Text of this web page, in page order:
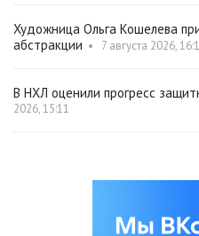
Художница Ольга Кошелева
абстракции • 7 августа 2026,
В НХЛ оценили прогресс
2026, 15:11